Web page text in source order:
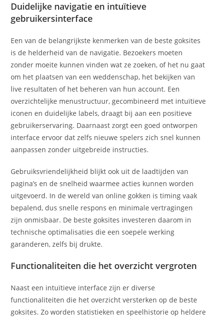
Duidelijke navigatie en intuïtieve
gebruikersinterface
Een van de belangrijkste kenmerken van de beste goksites
is de helderheid van de navigatie. Bezoekers moeten
zonder moeite kunnen vinden wat ze zoeken, of het nu gaat
om het plaatsen van een weddenschap, het bekijken van
live resultaten of het beheren van hun account. Een
overzichtelijke menustructuur, gecombineerd met intuïtieve
iconen en duidelijke labels, draagt bij aan een positieve
gebruikerservaring. Daarnaast zorgt een goed ontworpen
interface ervoor dat zelfs nieuwe spelers zich snel kunnen
aanpassen zonder uitgebreide instructies.
Gebruiksvriendelijkheid blijkt ook uit de laadtijden van
pagina’s en de snelheid waarmee acties kunnen worden
uitgevoerd. In de wereld van online gokken is timing vaak
bepalend, dus snelle respons en minimale vertragingen
zijn onmisbaar. De beste goksites investeren daarom in
technische optimalisaties die een soepele werking
garanderen, zelfs bij drukte.
Functionaliteiten die het overzicht vergroten
Naast een intuïtieve interface zijn er diverse
functionaliteiten die het overzicht versterken op de beste
goksites. Zo worden statistieken en speelhistorie op heldere